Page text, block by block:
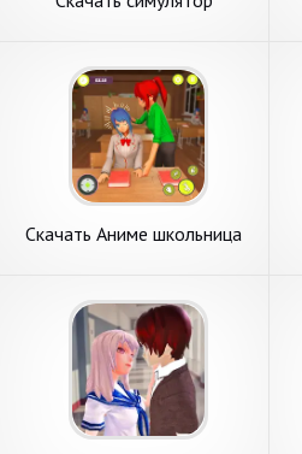
Андроид
Скачать Аниме школьница